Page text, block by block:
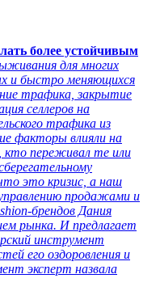
более устойчивым
для многих
и быстро меняющихся
трафика, закрытие
селлеров на
трафика из
факторы влияли на
кто переживал те или
это кризис, а наш
продажами и
брендов Дания
рынка. И предлагает
инструмент
его оздоровления и
эксперт назвала